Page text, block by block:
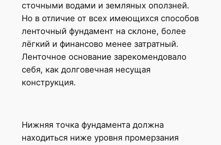
сточными водами и земляных оползней.
Но в отличие от всех имеющихся способов
ленточный фундамент на склоне, более
лёгкий и финансово менее затратный.
Ленточное основание зарекомендовало
себя, как долговечная несущая
конструкция.
Нижняя точка фундамента должна
находиться ниже уровня промерзания